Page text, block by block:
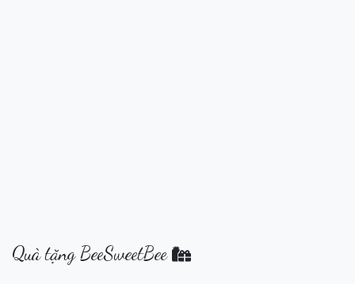
Quà tặng BeeSweetBee